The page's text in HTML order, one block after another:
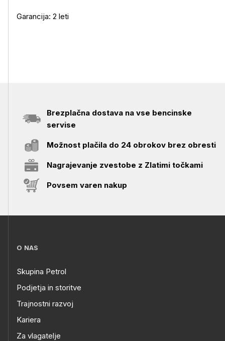
Garancija: 2 leti
Brezplačna dostava na vse bencinske
servise
Možnost plačila do 24 obrokov brez obresti
Nagrajevanje zvestobe z Zlatimi točkami
Povsem varen nakup
O NAS
Skupina Petrol
Podjetja in storitve
Trajnostni razvoj
Kariera
Za vlagatelje